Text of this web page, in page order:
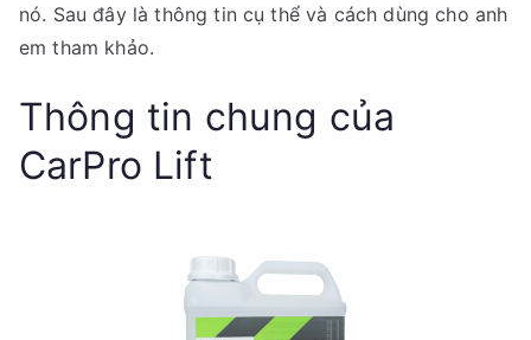
nó. Sau đây là thông tin cụ thể và cách dùng cho anh
em tham khảo.
Thông tin chung của
CarPro Lift